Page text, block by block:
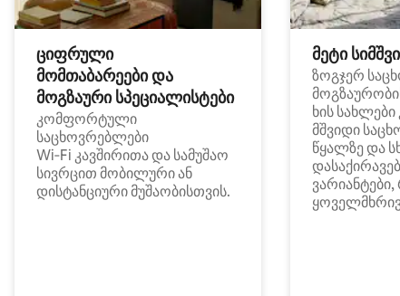
ციფრული
მომთაბარეები და
მოგზაური სპეციალისტები
კომფორტული
საცხოვრებლები
Wi‑Fi კავშირითა და სამუშაო
სივრცით მობილური ან
დისტანციური მუშაობისთვის.
მეტი
ზოგჯერ
ხის
მშვიდი
წყალზე და